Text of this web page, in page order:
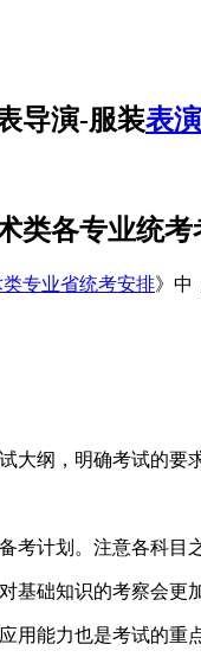
导演-服装表演
类各专业统考
专业省统考安排》中
大纲，明确考试的
考计划。注意各科
基础知识的考察会
用能力也是考试的重